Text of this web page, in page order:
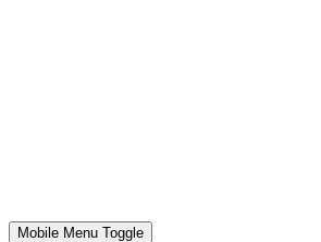
Mobile Menu Toggle